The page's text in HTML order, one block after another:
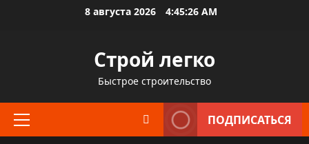
8 августа 2026 4:45:28 AM
Строй легко
Быстрое строительство
Основное
ПОДПИСАТЬСЯ